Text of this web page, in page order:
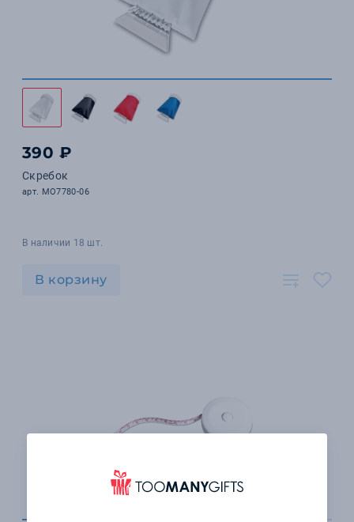
390 ₽
Скребок
арт. MO7780-06
В наличии 18 шт.
В корзину